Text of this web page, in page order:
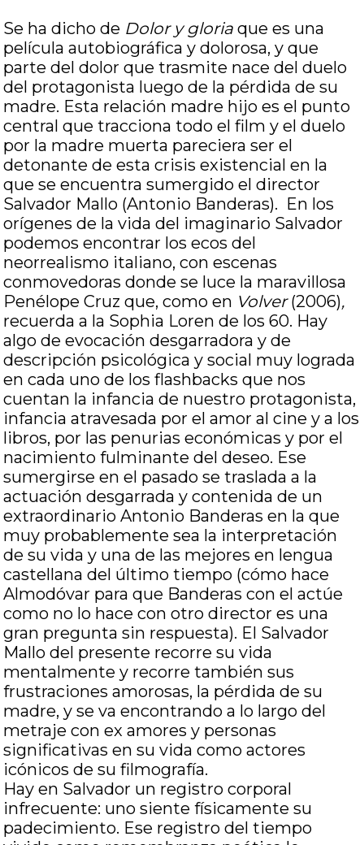
Se ha dicho de Dolor y gloria que es una
película autobiográfica y dolorosa, y que
parte del dolor que trasmite nace del duelo
del protagonista luego de la pérdida de su
madre. Esta relación madre hijo es el punto
central que tracciona todo el film y el duelo
por la madre muerta pareciera ser el
detonante de esta crisis existencial en la
que se encuentra sumergido el director
Salvador Mallo (Antonio Banderas). En los
orígenes de la vida del imaginario Salvador
podemos encontrar los ecos del
neorrealismo italiano, con escenas
conmovedoras donde se luce la maravillosa
Penélope Cruz que, como en Volver(2006),
recuerda a la Sophia Loren de los 60. Hay
algo de evocación desgarradora y de
descripción psicológica y social muy lograda
en cada uno de los flashbacks que nos
cuentan la infancia de nuestro protagonista,
infancia atravesada por el amor al cine y a los
libros, por las penurias económicas y por el
nacimiento fulminante del deseo. Ese
sumergirse en el pasado se traslada a la
actuación desgarrada y contenida de un
extraordinario Antonio Banderas en la que
muy probablemente sea la interpretación
de su vida y una de las mejores en lengua
castellana del último tiempo (cómo hace
Almodóvar para que Banderas con el actúe
como no lo hace con otro director es una
gran pregunta sin respuesta). El Salvador
Mallo del presente recorre su vida
mentalmente y recorre también sus
frustraciones amorosas, la pérdida de su
madre, y se va encontrando a lo largo del
metraje con ex amores y personas
significativas en su vida como actores
icónicos de su filmografía.
Hay en Salvador un registro corporal
infrecuente: uno siente físicamente su
padecimiento. Ese registro del tiempo